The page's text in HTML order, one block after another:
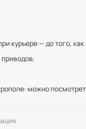
курьере — до того, как
можно